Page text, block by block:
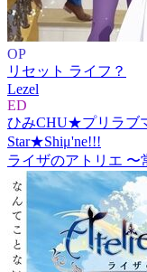
OP
リセット ライフ？
Lezel
ED
ひみCHU★プリラブ
Star★Shiμ'ne!!!
ライザのアトリエ 〜